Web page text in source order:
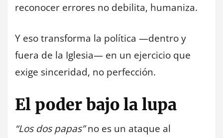
reconocer errores no debilita, humaniza.
Y eso transforma la política —dentro y
fuera de la Iglesia— en un ejercicio que
exige sinceridad, no perfección.
El poder bajo la lupa
“Los dos papas”no es un ataque al